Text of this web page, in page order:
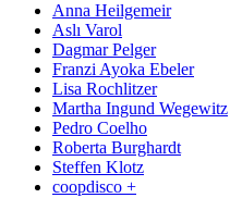
Anna Heilgemeir
Aslı Varol
Dagmar Pelger
Franzi Ayoka Ebeler
Lisa Rochlitzer
Martha Ingund Wegewitz
Pedro Coelho
Roberta Burghardt
Steffen Klotz
coopdisco +